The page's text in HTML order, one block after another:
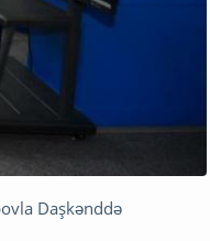
Daşkənddə